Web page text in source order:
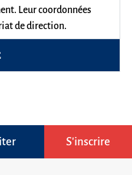
Leur coordonnées
de direction.
S'inscrire